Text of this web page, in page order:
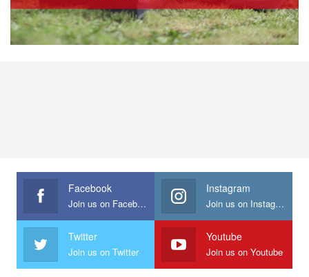
Facebook
Join us on Facebook
Instagram
Join us on Instagram
Twitter
Join us on Twitter
Youtube
Join us on Youtube